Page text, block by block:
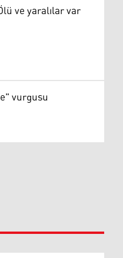
ve yaralılar var
vurgusu